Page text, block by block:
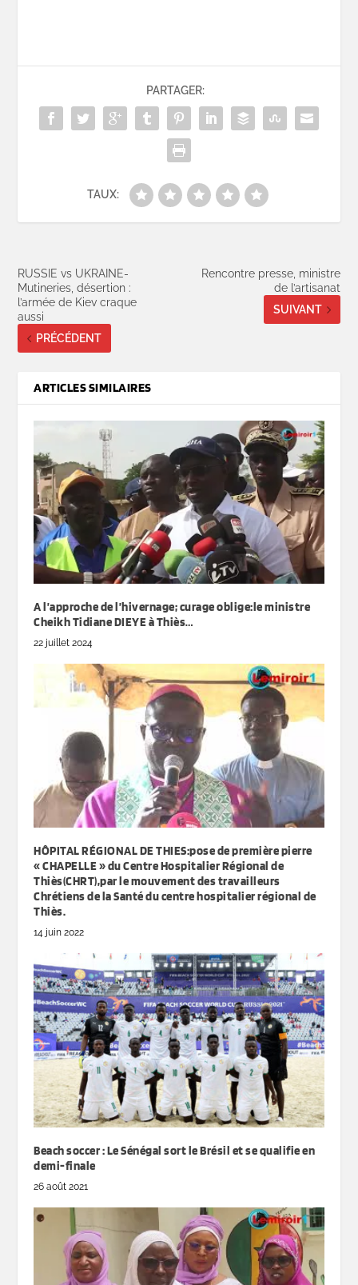
PARTAGER:
TAUX:
RUSSIE vs UKRAINE-
Mutineries, désertion :
l’armée de Kiev craque
aussi
PRÉCÉDENT
Rencontre presse, ministre
de l’artisanat
SUIVANT
ARTICLES SIMILAIRES
A l’approche de l’hivernage; curage oblige:le ministre
Cheikh Tidiane DIEYE à Thiès…
22 juillet 2024
HÔPITAL RÉGIONAL DE THIES:pose de première pierre
« CHAPELLE » du Centre Hospitalier Régional de
Thiès(CHRT),par le mouvement des travailleurs
Chrétiens de la Santé du centre hospitalier régional de
Thiès.
14 juin 2022
Beach soccer : Le Sénégal sort le Brésil et se qualifie en
demi-finale
26 août 2021